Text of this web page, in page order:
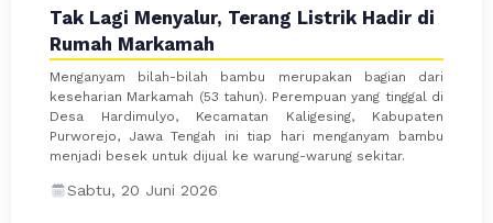
Tak Lagi Menyalur, Terang Listrik Hadir di
Rumah Markamah
Menganyam bilah-bilah bambu merupakan bagian dari
keseharian Markamah (53 tahun). Perempuan yang tinggal di
Desa Hardimulyo, Kecamatan Kaligesing, Kabupaten
Purworejo, Jawa Tengah ini tiap hari menganyam bambu
menjadi besek untuk dijual ke warung-warung sekitar.
Sabtu, 20 Juni 2026